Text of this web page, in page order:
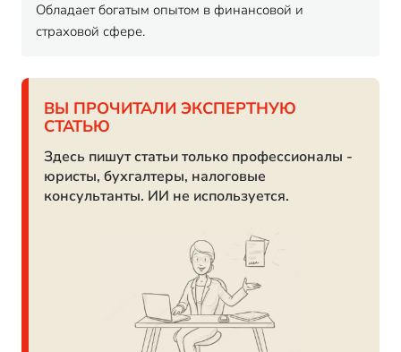
Обладает богатым опытом в финансовой и
страховой сфере.
ВЫ ПРОЧИТАЛИ ЭКСПЕРТНУЮ
СТАТЬЮ
Здесь пишут статьи только профессионалы -
юристы, бухгалтеры, налоговые
консультанты. ИИ не используется.